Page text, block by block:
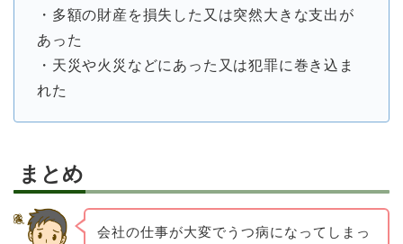
・多額の財産を損失した又は突然大きな支出が
あった
・天災や火災などにあった又は犯罪に巻き込ま
れた
まとめ
会社の仕事が大変でうつ病になってしまっ